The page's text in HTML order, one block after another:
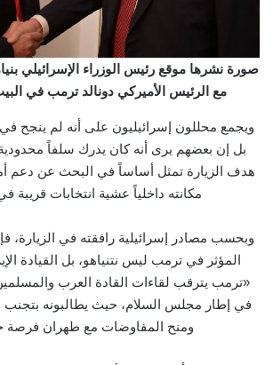
صورة نشرها موقع رئيس الوزراء الإسرائيلي
مع الرئيس الأميركي دونالد ترمب في
ويجمع محللون إسرائيليون على أنه لم ينجح
بل إن بعضهم يرى أنه كان يدرك سلفاً
هدف الزيارة تمثل أساساً في البحث عن دعم
مكانته داخلياً عشية انتخابات قريبة
وبحسب مصادر إسرائيلية رافقته في الزيارة،
المؤثر في ترمب ليس نتنياهو، بل القيادة
«ترمب يترقب لقاءات القادة العرب
في إطار مجلس السلام، حيث يطالبونه بتجنب
ومنح المفاوضات مع طهران فرصة